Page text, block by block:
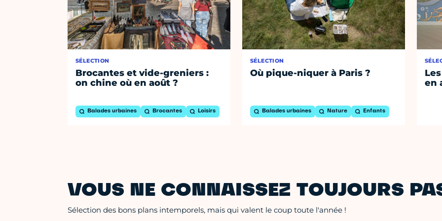
SÉLECTION
Brocantes et vide-greniers :
on chine où en août ?
Balades urbaines Brocantes Loisirs
SÉLECTION
Où pique-niquer à Paris ?
Balades urbaines Nature Enfants
en
VOUS NE CONNAISSEZ TOUJOURS
Sélection des bons plans intemporels, mais qui valent le coup toute l'année !